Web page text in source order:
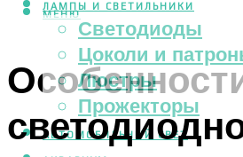
ЛАМПЫ И СВЕТИЛЬНИКИ
Светодиоды
Цоколи и
Люстры
Прожекторы
АВТОМОБИЛЬНЫЙ СВЕТ
МЕНЮ